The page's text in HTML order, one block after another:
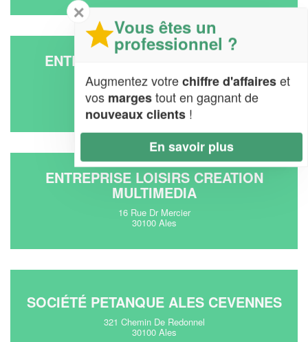
ENTREPRISE CERCLE NAUTIQUE
CEVENNES ALES
Chemin Des Sports
30100 Ales
ENTREPRISE LOISIRS CREATION
MULTIMEDIA
16 Rue Dr Mercier
30100 Ales
SOCIÉTÉ PETANQUE ALES CEVENNES
321 Chemin De Redonnel
30100 Ales
✕
Vous êtes un
professionnel ?
Augmentez votrechiffre d'affaireset
vos margestout en gagnant de
nouveaux clients !
En savoir plus